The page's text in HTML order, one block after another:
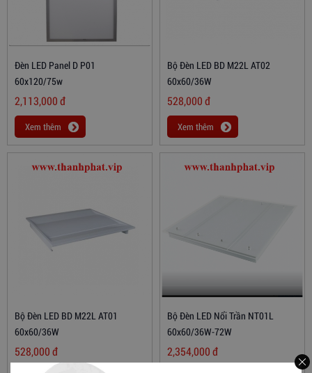
Đèn LED Panel D P01
60x120/75w
2,113,000đ
Xem thêm
Bộ Đèn LED BD M22L AT02
60x60/36W
528,000đ
Xem thêm
Bộ Đèn LED BD M22L AT01
60x60/36W
528,000đ
Bộ Đèn LED Nổi Trần NT01L
60x60/36W-72W
2,354,000đ